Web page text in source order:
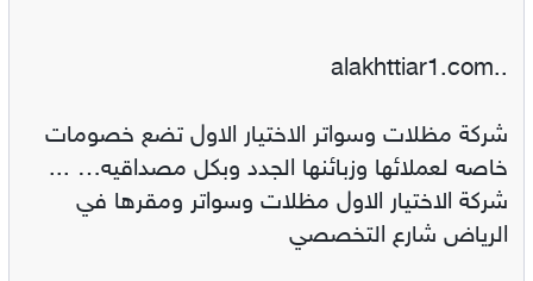
..alakhttiar1.com
شركة مظلات وسواتر الاختيار الاول تضع خصومات
خاصه لعملائها وزبائنها الجدد وبكل مصداقيه… ...
شركة الاختيار الاول مظلات وسواتر ومقرها في
الرياض شارع التخصصي